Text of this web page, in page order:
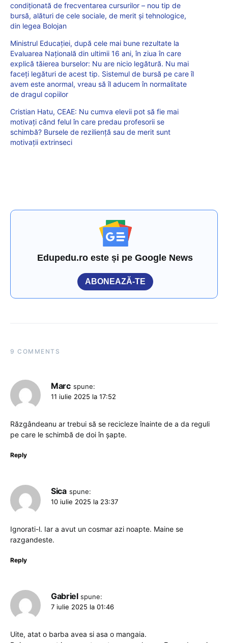
condiționată de frecventarea cursurilor – nou tip de
bursă, alături de cele sociale, de merit și tehnologice,
din legea Bolojan
Ministrul Educației, după cele mai bune rezultate la
Evaluarea Națională din ultimii 16 ani, în ziua în care
explică tăierea burselor: Nu are nicio legătură. Nu mai
faceți legături de acest tip. Sistemul de bursă pe care îl
avem este anormal, vreau să îl aducem în normalitate
de dragul copiilor
Cristian Hatu, CEAE: Nu cumva elevii pot să fie mai
motivați când felul în care predau profesorii se
schimbă? Bursele de reziliență sau de merit sunt
motivații extrinseci
Edupedu.ro este și pe Google News
ABONEAZĂ-TE
9 COMMENTS
Marc spune:
11 iulie 2025 la 17:52
Răzgândeanu ar trebui să se recicleze înainte de a da reguli
pe care le schimbă de doi în șapte.
Reply
Sica spune:
10 iulie 2025 la 23:37
Ignorati-l. Iar a avut un cosmar azi noapte. Maine se
razgandeste.
Reply
Gabriel spune:
7 iulie 2025 la 01:46
Uite, atat o barba avea si asa o mangaia.